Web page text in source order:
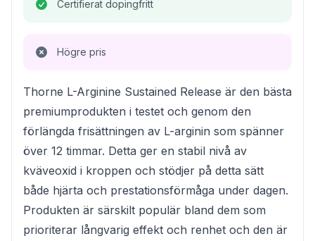
Certifierat dopingfritt
Högre pris
Thorne L-Arginine Sustained Release är den bästa
premiumprodukten i testet och genom den
förlängda frisättningen av L-arginin som spänner
över 12 timmar. Detta ger en stabil nivå av
kväveoxid i kroppen och stödjer på detta sätt
både hjärta och prestationsförmåga under dagen.
Produkten är särskilt populär bland dem som
prioriterar långvarig effekt och renhet och den är